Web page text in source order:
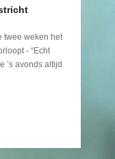
twee weken het
- “Echt
’s avonds altijd